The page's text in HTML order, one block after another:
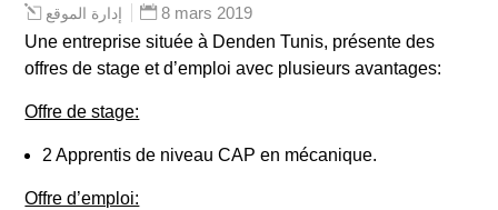
إدارة الموقع
8 mars 2019
Une entreprise située à Denden Tunis, présente des
offres de stage et d’emploi avec plusieurs avantages:
Offre de stage:
2 Apprentis de niveau CAP en mécanique.
Offre d’emploi: